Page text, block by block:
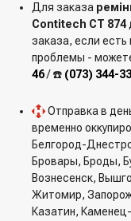
Для заказа
Contitech CT 874
заказа, если
проблемы -
46/ ☎️ (073) 344-
Отправка в
временно
Белгород-
Бровары, Броды,
Вознесенск,
Житомир,
Казатин,